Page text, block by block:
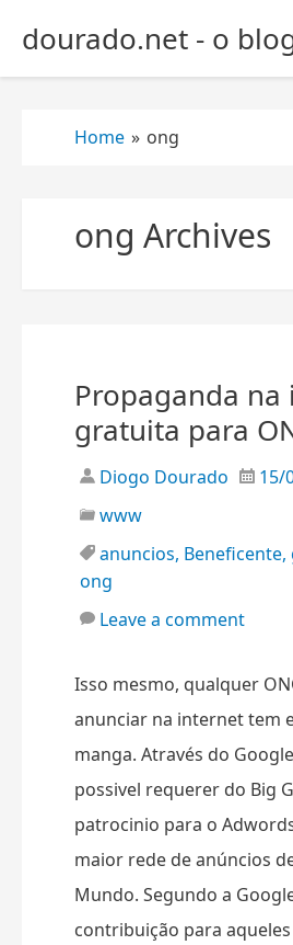
dourado.net - o
Home » ong
ong Archives
Propaganda
gratuita para
Diogo Dourado
15/
www
anuncios, Beneficente,
ong
Leave a comment
Isso mesmo, qualquer
anunciar na internet tem
manga. Através do
possivel requerer do Big
patrocinio para o
maior rede de anúncios
Mundo. Segundo a
contribuição para